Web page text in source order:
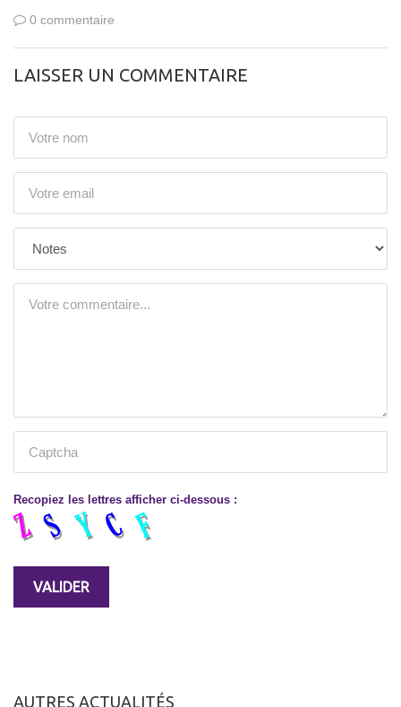
0 commentaire
LAISSER UN COMMENTAIRE
Recopiez les lettres afficher ci-dessous :
AUTRES ACTUALITÉS